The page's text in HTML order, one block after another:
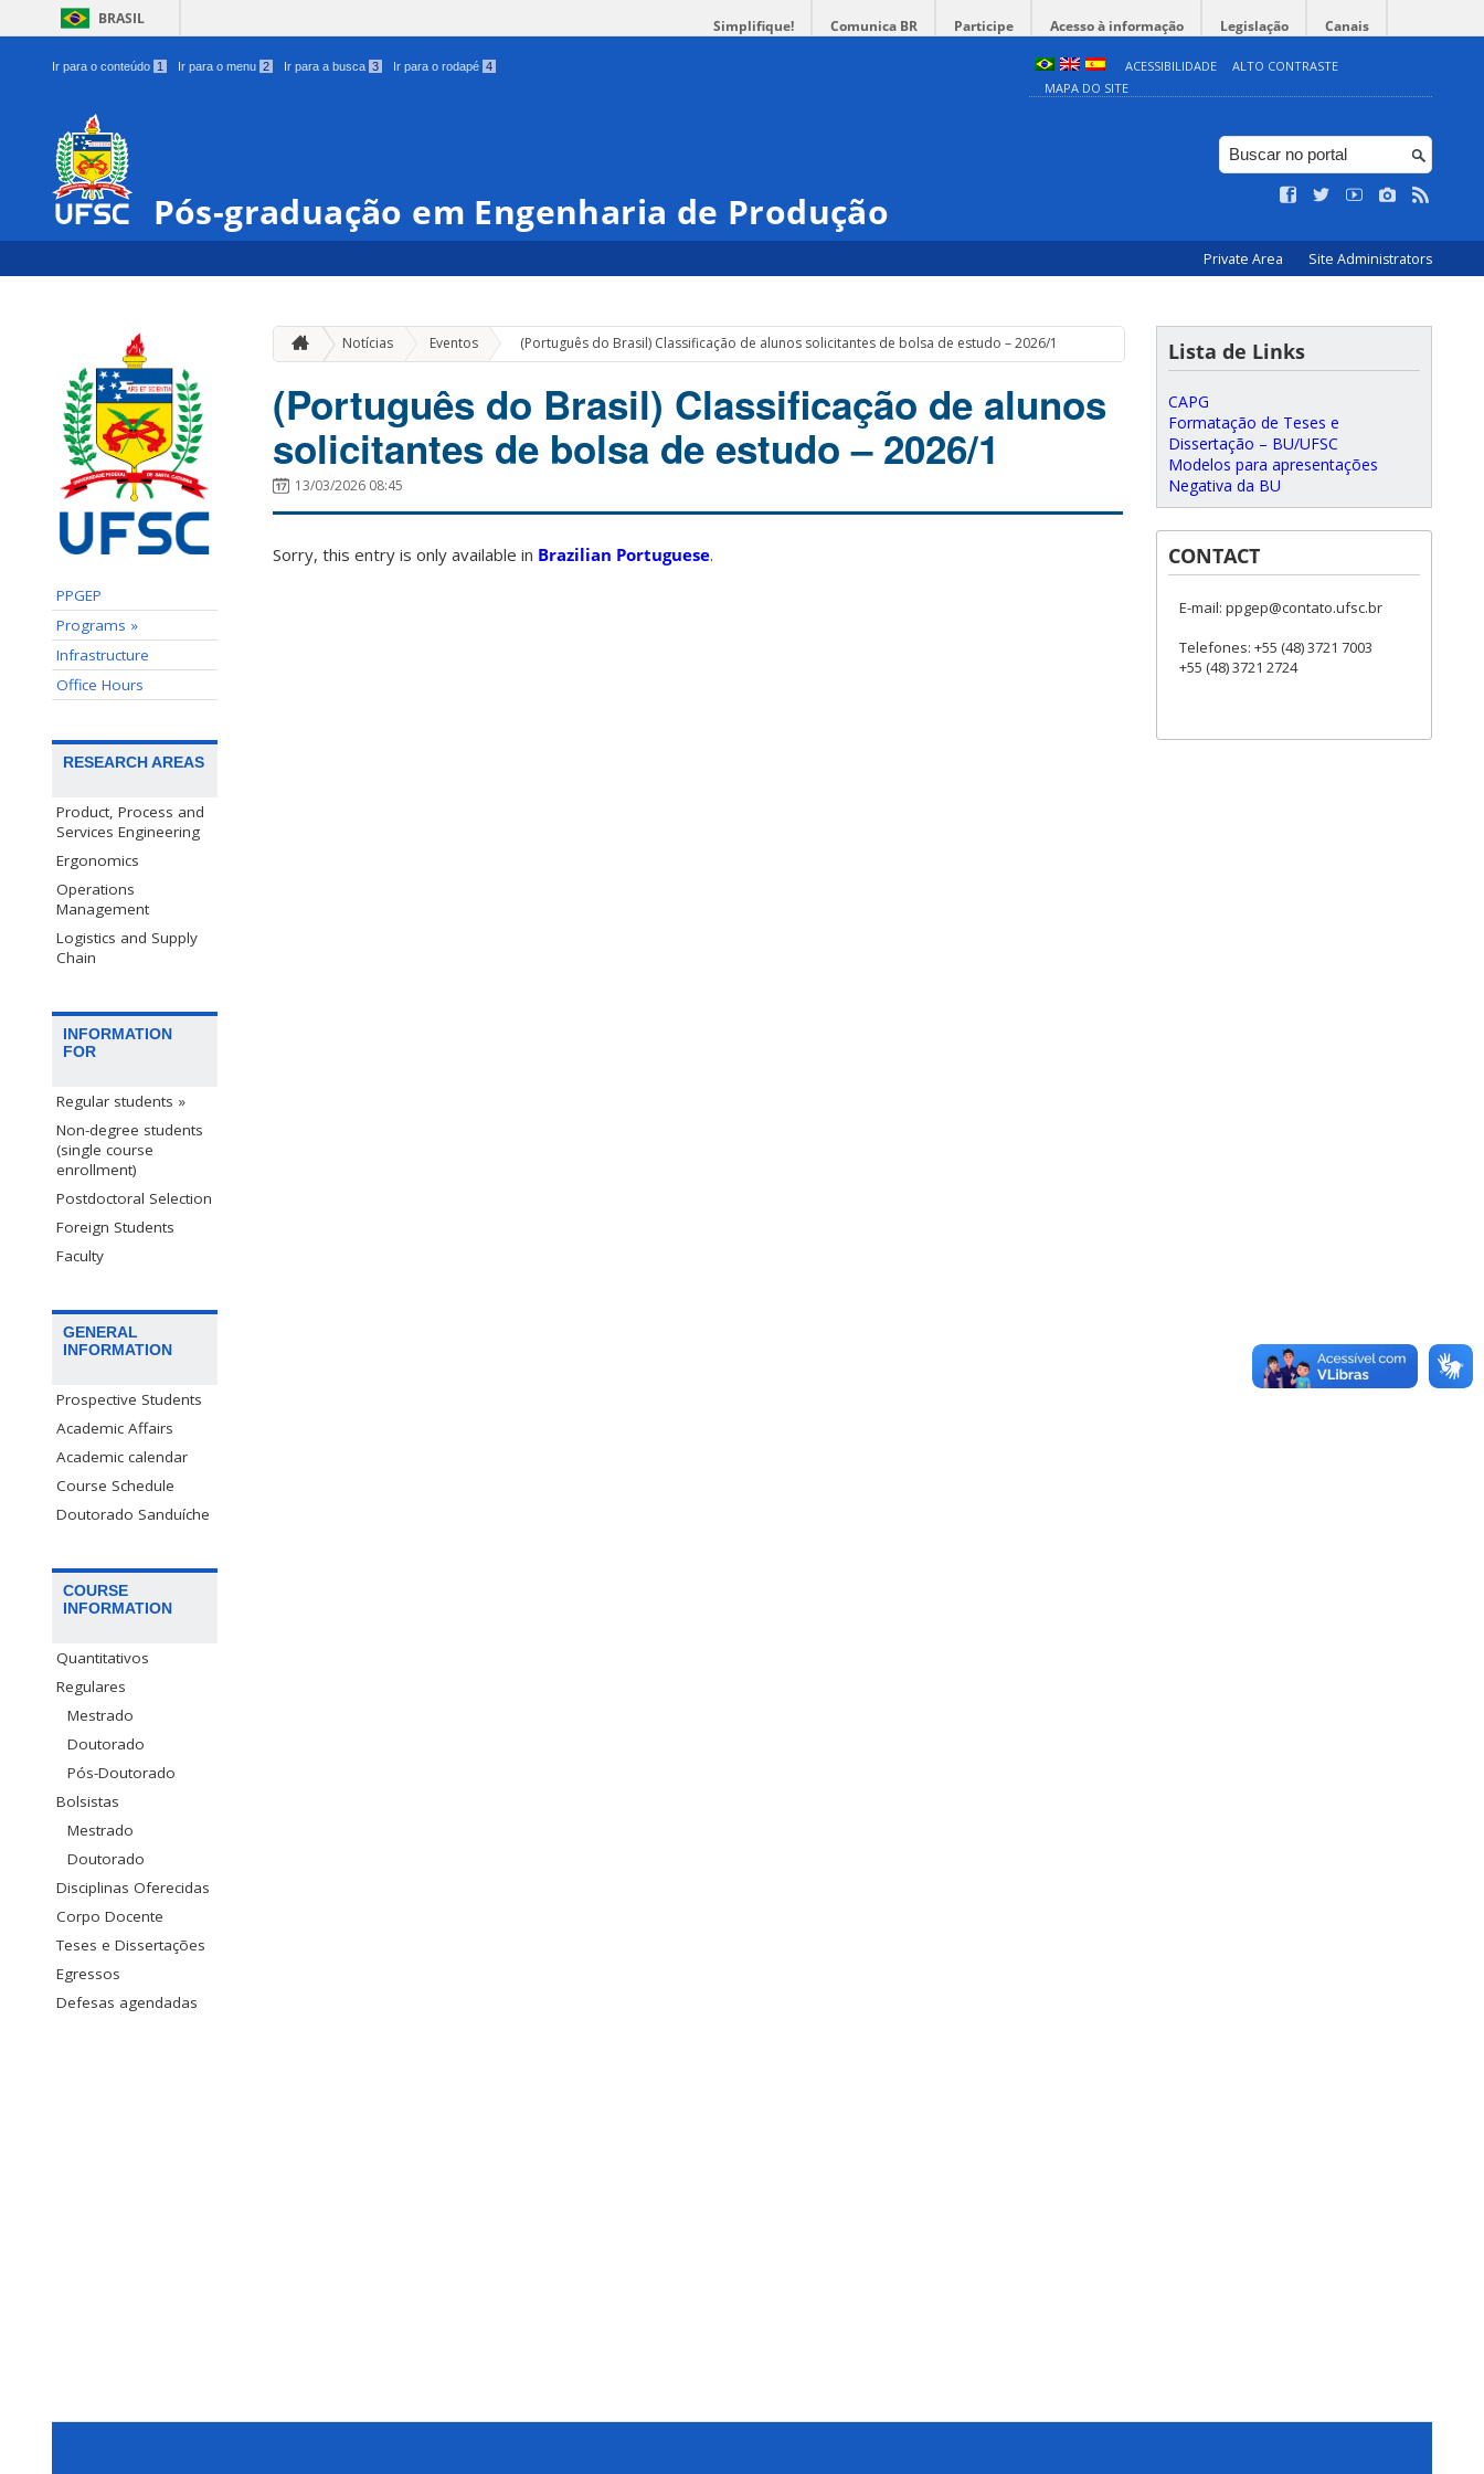
BRASIL Simplifique! Comunica BR Participe Acesso à informação Legislação Canais
Ir para o conteúdo 1 Ir para o menu 2 Ir para a busca 3 Ir para o rodapé 4 ACESSIBILIDADE
ALTO CONTRASTE
MAPA DO SITE
Pós-graduação em Engenharia de Produção
Private Area Site Administrators
PPGEP
Programs »
Infrastructure
Office Hours
RESEARCH AREAS
Product, Process and
Services Engineering
Ergonomics
Operations
Management
Logistics and Supply
Chain
INFORMATION
FOR
Regular students »
Non-degree students
(single course
enrollment)
Postdoctoral Selection
Foreign Students
Faculty
GENERAL
INFORMATION
Prospective Students
Academic Affairs
Academic calendar
Course Schedule
Doutorado Sanduíche
COURSE
INFORMATION
Quantitativos
Regulares
Mestrado
Doutorado
Pós-Doutorado
Bolsistas
Mestrado
Doutorado
Disciplinas Oferecidas
Corpo Docente
Teses e Dissertações
Egressos
Defesas agendadas
Notícias Eventos » (Português do Brasil) Classificação de alunos solicitantes de bolsa de estudo – 2026/1
(Português do Brasil) Classificação de alunos
solicitantes de bolsa de estudo – 2026/1
13/03/2026 08:45
Sorry, this entry is only available in Brazilian Portuguese.
Lista de Links
CAPG
Formatação de Teses e
Dissertação – BU/UFSC
Modelos para apresentações
Negativa da BU
CONTACT
E-mail: ppgep@contato.ufsc.br
Telefones: +55 (48) 3721 7003
+55 (48) 3721 2724